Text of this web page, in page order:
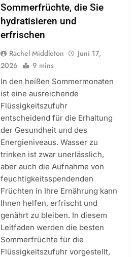
Sommerfrüchte, die Sie
hydratisieren und
erfrischen
Rachel Middleton
Juni 17,
2026
9 mins
In den heißen Sommermonaten
ist eine ausreichende
Flüssigkeitszufuhr
entscheidend für die Erhaltung
der Gesundheit und des
Energieniveaus. Wasser zu
trinken ist zwar unerlässlich,
aber auch die Aufnahme von
feuchtigkeitsspendenden
Früchten in Ihre Ernährung kann
Ihnen helfen, erfrischt und
genährt zu bleiben. In diesem
Leitfaden werden die besten
Sommerfrüchte für die
Flüssigkeitszufuhr vorgestellt,